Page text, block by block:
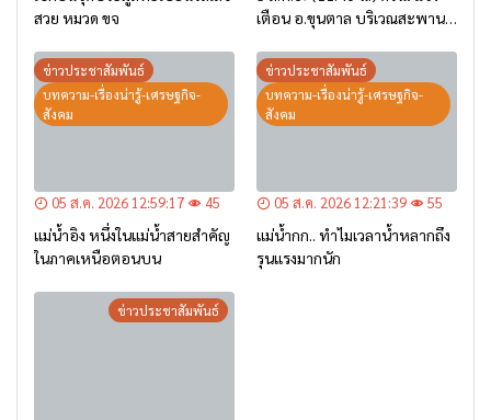
สวย หมวด ขจ
เตือน อ.ขุนตาล บริเวณสะพาน
– เตรียมการอพยพ”
ข่าวประชาสัมพันธ์
บทความ-เรื่องน่ารู้-เศรษฐกิจ-
สังคม
05 ส.ค. 2026 12:59:17 45
แม่น้ำอิง หนึ่งในแม่น้ำสายสำคัญ
ในภาคเหนือตอนบน
ข่าวประชาสัมพันธ์
บทความ-เรื่องน่ารู้-เศรษฐกิจ-
สังคม
05 ส.ค. 2026 12:21:39 55
แม่น้ำกก.. ทำไมเวลาน้ำหลากถึง
รุนแรงมากนัก
ข่าวประชาสัมพันธ์